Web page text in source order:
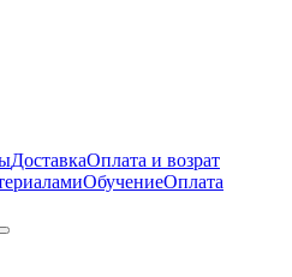
ДоставкаОплата и возрат
ОбучениеОплата